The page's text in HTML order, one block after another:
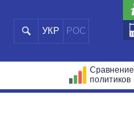
УКР РОС
Сравнение
политиков